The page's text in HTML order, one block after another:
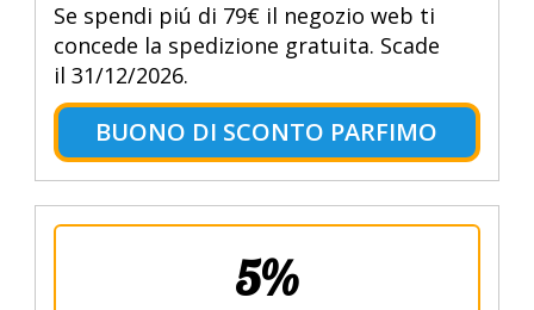
Se spendi piú di 79€ il negozio web ti
concede la spedizione gratuita. Scade
il 31/12/2026.
BUONO DI SCONTO PARFIMO
5%